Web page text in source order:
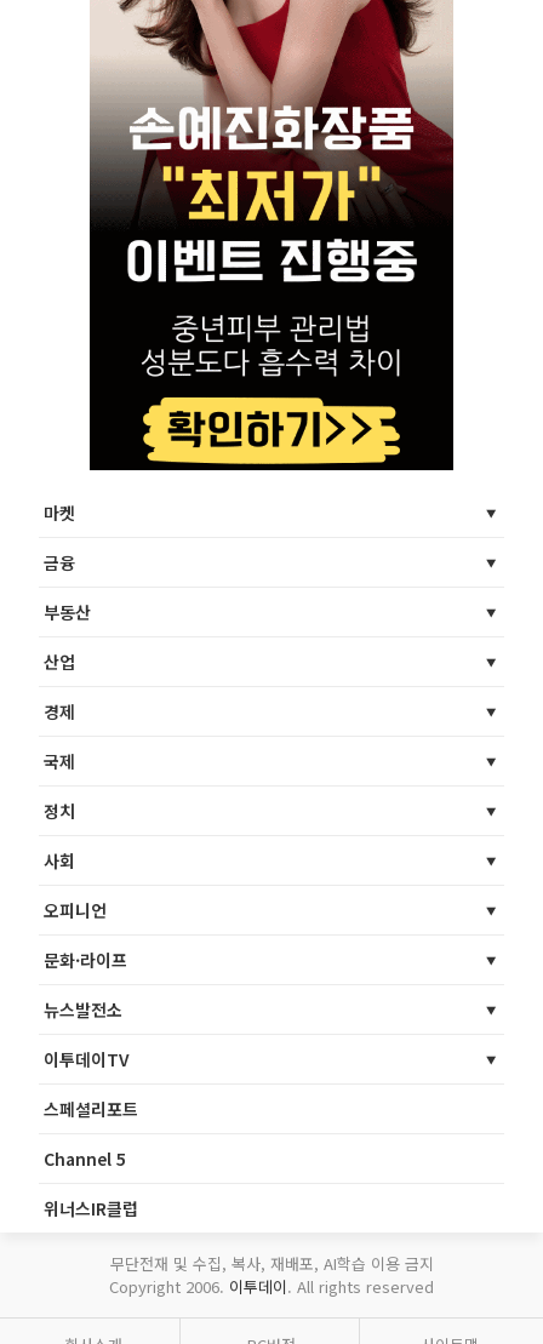
마켓
금융
부동산
산업
경제
국제
정치
사회
오피니언
문화·라이프
뉴스발전소
이투데이TV
스페셜리포트
Channel 5
위너스IR클럽
무단전재 및 수집, 복사, 재배포, AI학습 이용 금지
Copyright 2006. 이투데이. All rights reserved